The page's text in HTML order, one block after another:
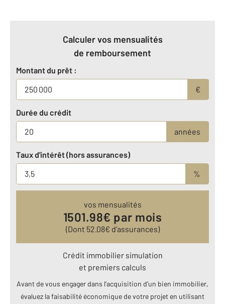
Calculer vos mensualités
de remboursement
Montant du prêt :
€
Durée du crédit
années
Taux d'intérêt (hors assurances)
%
vos mensualités
1501.98€ par mois
(Dont 52.08€ d’assurances)
Crédit immobilier simulation
et premiers calculs
Avant de vous engager dans l’acquisition d’un bien immobilier,
évaluez la faisabilité économique de votre projet en utilisant